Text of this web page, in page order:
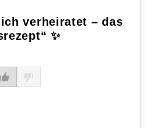
verheiratet – das
✨